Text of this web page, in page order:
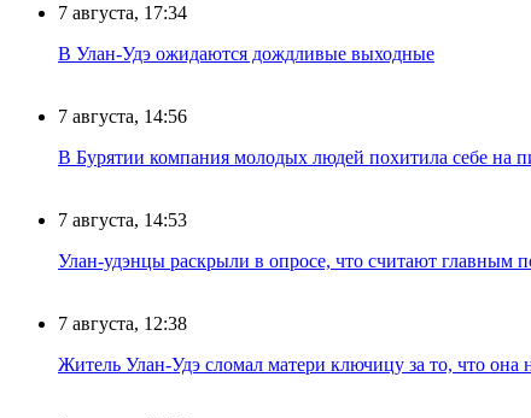
7 августа, 17:34
В Улан-Удэ ожидаются дождливые выходные
7 августа, 14:56
В Бурятии компания молодых людей похитила себе на
7 августа, 14:53
Улан-удэнцы раскрыли в опросе, что считают главным
7 августа, 12:38
Житель Улан-Удэ сломал матери ключицу за то, что она